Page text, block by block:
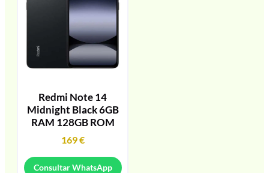
Redmi Note 14
Midnight Black 6GB
RAM 128GB ROM
169€
Consultar WhatsApp